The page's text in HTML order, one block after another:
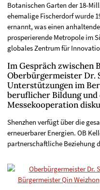
Botanischen Garten der 18-
ehemalige Fischerdorf wurde
ernannt, was einen
prosperierende Metropole im
globales Zentrum für
Im Gespräch zwischen
Oberbürgermeister Dr.
Unterstützungen im
beruflicher Bildung und
Messekooperation
Shenzhen verfügt über die
erneuerbarer Energien. OB
partnerschaftliche Beziehung